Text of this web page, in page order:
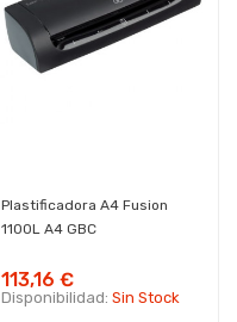
Plastificadora A4 Fusion
1100L A4 GBC
113,16 €
Disponibilidad: Sin Stock